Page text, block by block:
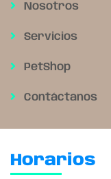
Nosotros
Servicios
PetShop
Contáctanos
Horarios